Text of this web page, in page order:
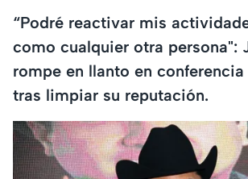
“Podré reactivar mis
como cualquier otra persona":
rompe en llanto en conferencia
tras limpiar su reputación.